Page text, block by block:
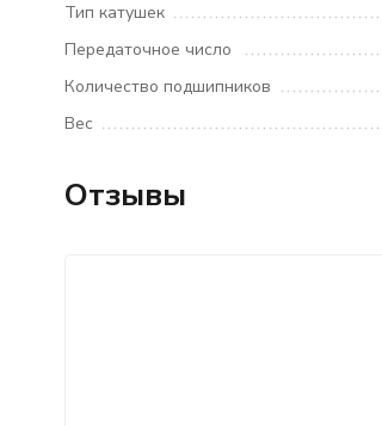
Тип катушек
Передаточное число
Количество подшипников
Вес
Отзывы